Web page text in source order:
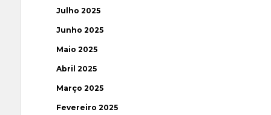
Julho 2025
Junho 2025
Maio 2025
Abril 2025
Março 2025
Fevereiro 2025